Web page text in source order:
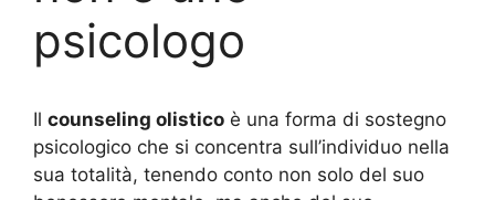
psicologo
Il counseling olistico è una forma di sostegno
psicologico che si concentra sull’individuo nella
sua totalità, tenendo conto non solo del suo